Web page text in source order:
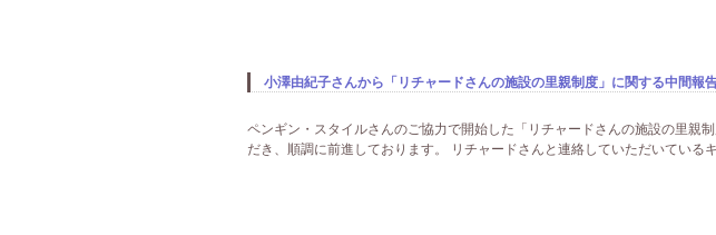
小澤由紀子さんから「リチャードさんの施設の里親制度」に関する中間報
ペンギン・スタイルさんのご協力で開始した「リチャードさんの施設の里親
だき、順調に前進しております。 リチャードさんと連絡していただいている